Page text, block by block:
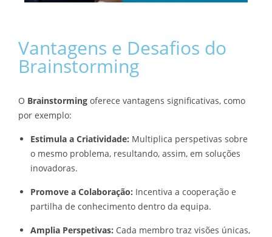
Vantagens e Desafios do
Brainstorming
O Brainstorming oferece vantagens significativas, como
por exemplo:
Estimula a Criatividade: Multiplica perspetivas sobre
o mesmo problema, resultando, assim, em soluções
inovadoras.
Promove a Colaboração: Incentiva a cooperação e
partilha de conhecimento dentro da equipa.
Amplia Perspetivas: Cada membro traz visões únicas,